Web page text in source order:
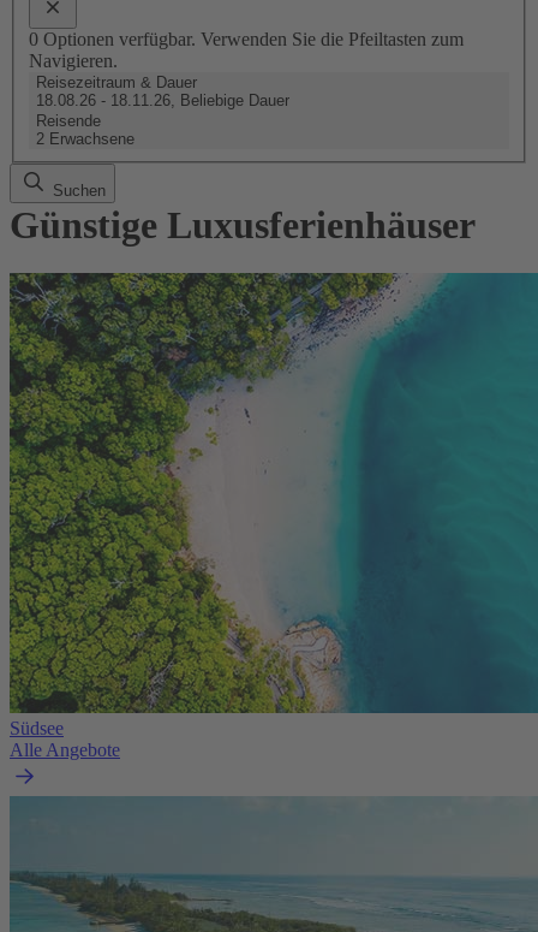
0 Optionen verfügbar. Verwenden Sie die Pfeiltasten zum
Navigieren.
Reisezeitraum & Dauer
18.08.26 - 18.11.26, Beliebige Dauer
Reisende
2 Erwachsene
Suchen
Günstige Luxusferienhäuser
Südsee
Alle Angebote